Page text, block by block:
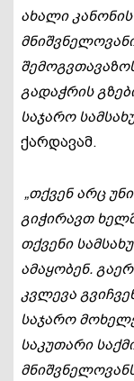
ახალი
გადაჭრის
საჯარო
ქარდავამ.
„თქვენ არც
გიჭირავთ
თქვენი
ამაყობენ.
კვლევა
საჯარო
საკუთარი